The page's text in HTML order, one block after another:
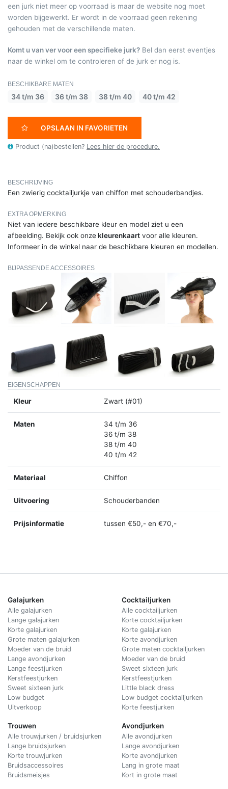
een jurk niet meer op voorraad is maar de website nog moet
worden bijgewerkt. Er wordt in de voorraad geen rekening
gehouden met de verschillende maten.
Komt u van ver voor een specifieke jurk? Bel dan eerst eventjes
naar de winkel om te controleren of de jurk er nog is.
BESCHIKBARE MATEN
34 t/m 36 36 t/m 38 38 t/m 40 40 t/m 42
OPSLAAN IN FAVORIETEN
Product (na)bestellen? Lees hier de procedure.
BESCHRIJVING
Een zwierig cocktailjurkje van chiffon met schouderbandjes.
EXTRA OPMERKING
Niet van iedere beschikbare kleur en model ziet u een
afbeelding. Bekijk ook onzekleurenkaart voor alle kleuren.
Informeer in de winkel naar de beschikbare kleuren en modellen.
BIJPASSENDE ACCESSOIRES
EIGENSCHAPPEN
Kleur Zwart (#01)
Maten
34 t/m 36
36 t/m 38
38 t/m 40
40 t/m 42
Materiaal Chiffon
Uitvoering Schouderbanden
Prijsinformatie tussen €50,- en €70,-
Galajurken
Alle galajurken
Lange galajurken
Korte galajurken
Grote maten galajurken
Moeder van de bruid
Lange avondjurken
Lange feestjurken
Kerstfeestjurken
Sweet sixteen jurk
Low budget
Uitverkoop
Trouwen
Alle trouwjurken / bruidsjurken
Lange bruidsjurken
Korte trouwjurken
Bruidsaccessoires
Bruidsmeisjes
Cocktailjurken
Alle cocktailjurken
Korte cocktailjurken
Korte galajurken
Korte avondjurken
Grote maten cocktailjurken
Moeder van de bruid
Sweet sixteen jurk
Kerstfeestjurken
Little black dress
Low budget cocktailjurken
Korte feestjurken
Avondjurken
Alle avondjurken
Lange avondjurken
Korte avondjurken
Lang in grote maat
Kort in grote maat